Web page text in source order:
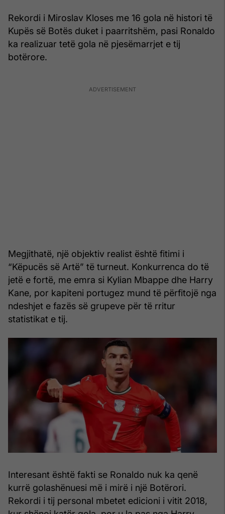
Rekordi i Miroslav Kloses me 16 gola në histori të
Kupës së Botës duket i paarritshëm, pasi Ronaldo
ka realizuar tetë gola në pjesëmarrjet e tij
botërore.
Megjithatë, një objektiv realist është fitimi i
“Këpucës së Artë” të turneut. Konkurrenca do të
jetë e fortë, me emra si Kylian Mbappe dhe Harry
Kane, por kapiteni portugez mund të përfitojë nga
ndeshjet e fazës së grupeve për të rritur
statistikat e tij.
Interesant është fakti se Ronaldo nuk ka qenë
kurrë golashënuesi më i mirë i një Botërori.
Rekordi i tij personal mbetet edicioni i vitit 2018,